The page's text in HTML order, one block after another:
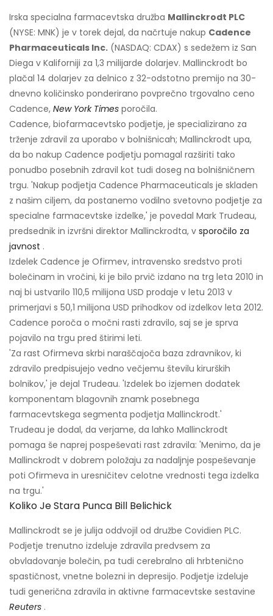
Irska specialna farmacevtska družba Mallinckrodt PLC
(NYSE: MNK) je v torek dejal, da načrtuje nakup Cadence
Pharmaceuticals Inc. (NASDAQ: CDAX) s sedežem iz San
Diega v Kaliforniji za 1,3 milijarde dolarjev. Mallinckrodt bo
plačal 14 dolarjev za delnico z 32-odstotno premijo na 30-
dnevno količinsko ponderirano povprečno trgovalno ceno
Cadence, New York Times poročila.
Cadence, biofarmacevtsko podjetje, je specializirano za
trženje zdravil za uporabo v bolnišnicah; Mallinckrodt upa,
da bo nakup Cadence podjetju pomagal razširiti tako
ponudbo posebnih zdravil kot tudi doseg na bolnišničnem
trgu. 'Nakup podjetja Cadence Pharmaceuticals je skladen
z našim ciljem, da postanemo vodilno svetovno podjetje za
specialne farmacevtske izdelke,' je povedal Mark Trudeau,
predsednik in izvršni direktor Mallinckrodta, v sporočilo za
javnost .
Izdelek Cadence je Ofirmev, intravensko sredstvo proti
bolečinam in vročini, ki je bilo prvič izdano na trg leta 2010 in
naj bi ustvarilo 110,5 milijona USD prodaje v letu 2013 v
primerjavi s 50,1 milijona USD prihodkov od izdelkov leta 2012.
Cadence poroča o močni rasti zdravilo, saj se je sprva
pojavilo na trgu pred štirimi leti.
'Za rast Ofirmeva skrbi naraščajoča baza zdravnikov, ki
zdravilo predpisujejo vedno večjemu številu kirurških
bolnikov,' je dejal Trudeau. 'Izdelek bo izjemen dodatek
komponentam blagovnih znamk posebnega
farmacevtskega segmenta podjetja Mallinckrodt.'
Trudeau je dodal, da verjame, da lahko Mallinckrodt
pomaga še naprej pospeševati rast zdravila: 'Menimo, da je
Mallinckrodt v dobrem položaju za nadaljnje pospeševanje
poti Ofirmeva in uresničitev celotne vrednosti tega izdelka
na trgu.'
Koliko Je Stara Punca Bill Belichick
Mallinckrodt se je julija oddvojil od družbe Covidien PLC.
Podjetje trenutno izdeluje zdravila predvsem za
obvladovanje bolečin, pa tudi cerebralno ali hrbtenično
spastičnost, vnetne bolezni in depresijo. Podjetje izdeluje
tudi generična zdravila in aktivne farmacevtske sestavine
Reuters .